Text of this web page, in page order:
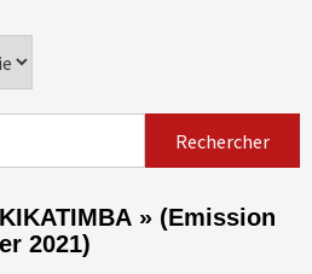
» (Emission
2021)